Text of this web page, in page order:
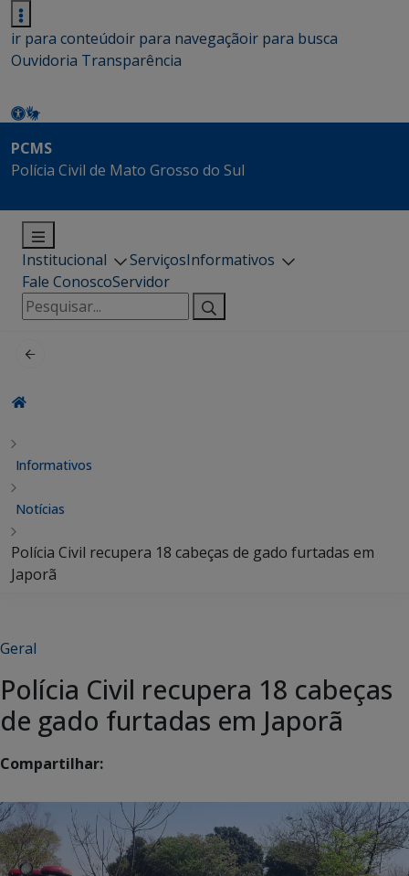
ir para conteúdoir para navegaçãoir para busca
Ouvidoria Transparência
PCMS
Polícia Civil de Mato Grosso do Sul
Institucional ServiçosInformativos
Fale ConoscoServidor
Pesquisar
por:
Informativos
Notícias
Polícia Civil recupera 18 cabeças de gado furtadas em
Japorã
Geral
Polícia Civil recupera 18 cabeças
de gado furtadas em Japorã
Compartilhar: